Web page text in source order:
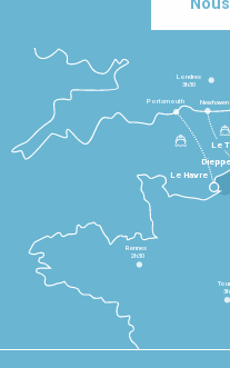
Le Havre
Dieppe
Le
Rennes
2h30
3h
Londres
3h30
Newhaven
Portsmouth